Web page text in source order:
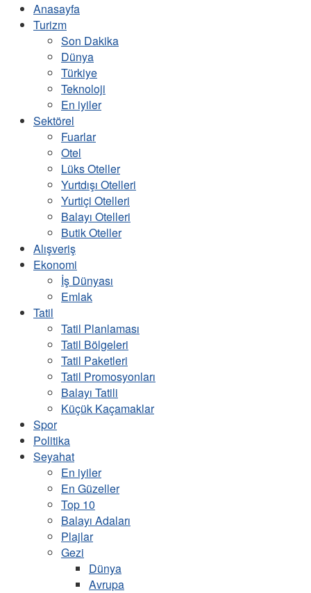
Anasayfa
Turizm
Son Dakika
Dünya
Türkiye
Teknoloji
En iyiler
Sektörel
Fuarlar
Otel
Lüks Oteller
Yurtdışı Otelleri
Yurtiçi Otelleri
Balayı Otelleri
Butik Oteller
Alışveriş
Ekonomi
İş Dünyası
Emlak
Tatil
Tatil Planlaması
Tatil Bölgeleri
Tatil Paketleri
Tatil Promosyonları
Balayı Tatili
Küçük Kaçamaklar
Spor
Politika
Seyahat
En iyiler
En Güzeller
Top 10
Balayı Adaları
Plajlar
Gezi
Dünya
Avrupa